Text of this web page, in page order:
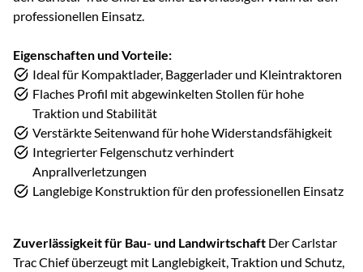
professionellen Einsatz.
Eigenschaften und Vorteile:
Ideal für Kompaktlader, Baggerlader und Kleintraktoren
Flaches Profil mit abgewinkelten Stollen für hohe
Traktion und Stabilität
Verstärkte Seitenwand für hohe Widerstandsfähigkeit
Integrierter Felgenschutz verhindert
Anprallverletzungen
Langlebige Konstruktion für den professionellen Einsatz
Zuverlässigkeit für Bau- und Landwirtschaft Der Carlstar
Trac Chief überzeugt mit Langlebigkeit, Traktion und Schutz,